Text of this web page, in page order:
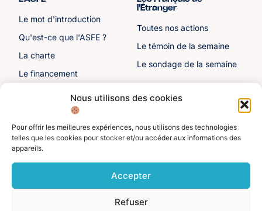
Nous utilisons des cookies
Pour offrir les meilleures expériences, nous utilisons des technologies
telles que les cookies pour stocker et/ou accéder aux informations des
appareils.
Accepter
Refuser
Le mot d'introduction
Qu'est-ce que l'ASFE ?
La charte
Le financement
Les sénateurs
l'Étranger
Toutes nos actions
Le témoin de la semaine
Le sondage de la semaine
Autre liens
Toutes les ressources
Contactez-nous
Divers
personnelles
Mentions légales